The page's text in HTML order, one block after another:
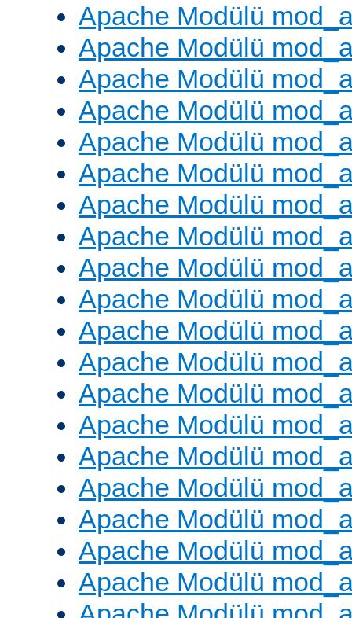
Apache Modülü
Apache Modülü
Apache Modülü
Apache Modülü
Apache Modülü
Apache Modülü
Apache Modülü
Apache Modülü
Apache Modülü
Apache Modülü
Apache Modülü
Apache Modülü
Apache Modülü
Apache Modülü
Apache Modülü
Apache Modülü
Apache Modülü
Apache Modülü
Apache Modülü